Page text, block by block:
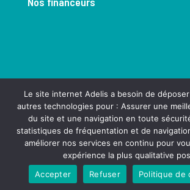
© 2022 Association Adelis - Saint Siméon
Réalisationdk&friends
Le site internet Adelis a besoin de
autres technologies pour : Assurer une
du site et une navigation en toute
statistiques de fréquentation et de
améliorer nos services en continu pour
expérience la plus qualitative
Accepter
Refuser Politique de